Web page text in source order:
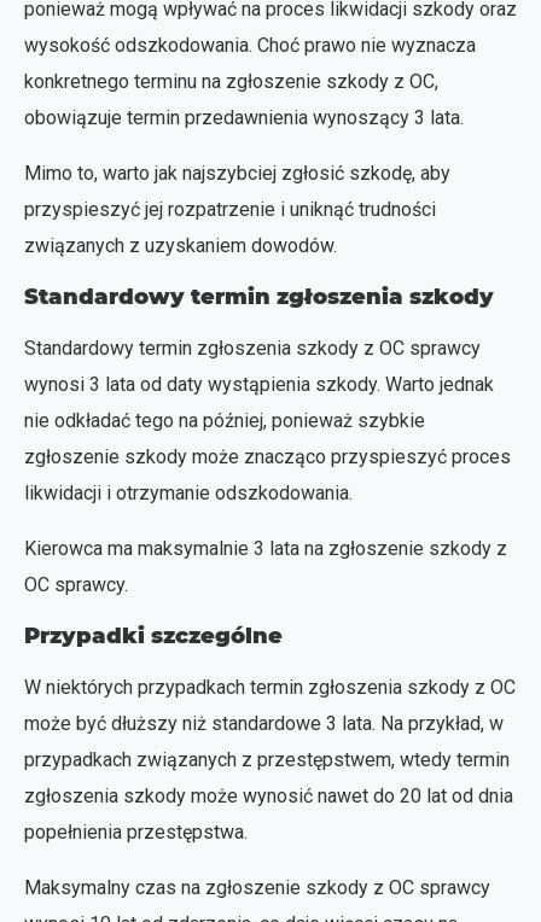
ponieważ mogą wpływać na proces likwidacji szkody oraz
wysokość odszkodowania. Choć prawo nie wyznacza
konkretnego terminu na zgłoszenie szkody z OC,
obowiązuje termin przedawnienia wynoszący 3 lata.
Mimo to, warto jak najszybciej zgłosić szkodę, aby
przyspieszyć jej rozpatrzenie i uniknąć trudności
związanych z uzyskaniem dowodów.
Standardowy termin zgłoszenia szkody
Standardowy termin zgłoszenia szkody z OC sprawcy
wynosi 3 lata od daty wystąpienia szkody. Warto jednak
nie odkładać tego na później, ponieważ szybkie
zgłoszenie szkody może znacząco przyspieszyć proces
likwidacji i otrzymanie odszkodowania.
Kierowca ma maksymalnie 3 lata na zgłoszenie szkody z
OC sprawcy.
Przypadki szczególne
W niektórych przypadkach termin zgłoszenia szkody z OC
może być dłuższy niż standardowe 3 lata. Na przykład, w
przypadkach związanych z przestępstwem, wtedy termin
zgłoszenia szkody może wynosić nawet do 20 lat od dnia
popełnienia przestępstwa.
Maksymalny czas na zgłoszenie szkody z OC sprawcy